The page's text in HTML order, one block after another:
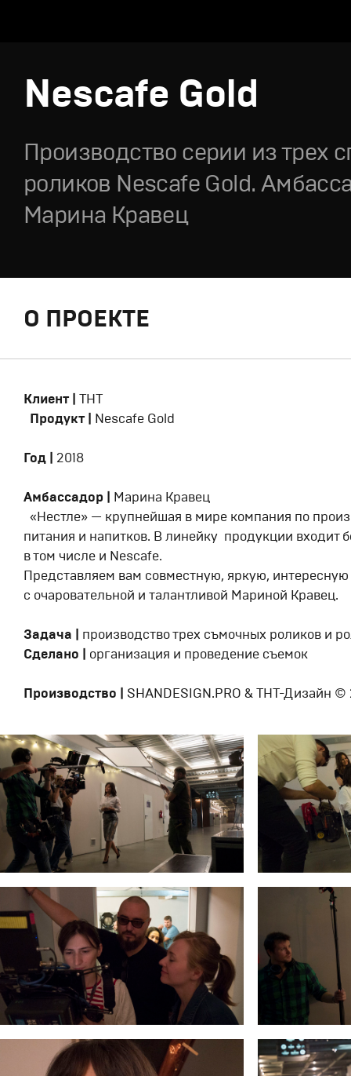
Nescafe Gold
Производство серии из трех
роликов Nescafe Gold.
Марина Кравец
О ПРОЕКТЕ
Клиент
ТНТ
Продукт | Nescafe Gold
Год | 2018
Амбассадор |
Марина Кравец
«Нестле» — крупнейшая в мире компания по
питания и напитков. В линейку продукции входит
в том числе и Nescafe.
Представляем вам совместную, яркую, интересную
c очаровательной и талантливой Мариной Кравец.
Задача |
производство трех съмочных роликов и
Сделано |
организация и проведение съемок
Производство | SHANDESIGN.PRO & ТНТ-Дизайн ©